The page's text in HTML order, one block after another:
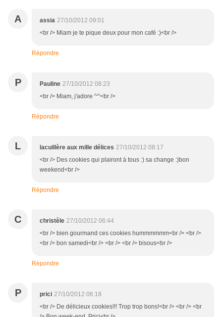
A assia 27/10/2012 09:01
<br /> Miam je te pique deux pour mon café :)<br />
Répondre
P Pauline 27/10/2012 08:23
<br /> Miam, j'adore ^^<br />
Répondre
L lacuillère aux mille délices 27/10/2012 08:17
<br /> Des cookies qui plairont à tous :) sa change :)bon
weekend<br />
Répondre
C christèle 27/10/2012 06:44
<br /> bien gourmand ces cookies hummmmmm<br /> <br />
<br /> bon samedi<br /> <br /> <br /> bisous<br />
Répondre
P prici 27/10/2012 06:18
<br /> De délicieux cookies!!! Trop trop bons!<br /> <br /> <br